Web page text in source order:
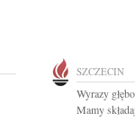
SZCZECIN
Wyrazy
Mamy